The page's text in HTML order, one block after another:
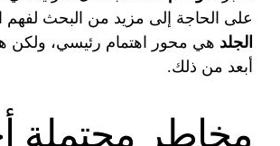
على الحاجة إلى مزيد من البحث لفهم
الجلد هي محور اهتمام رئيسي، ولكن
أبعد من ذلك.
مخاطر محتملة